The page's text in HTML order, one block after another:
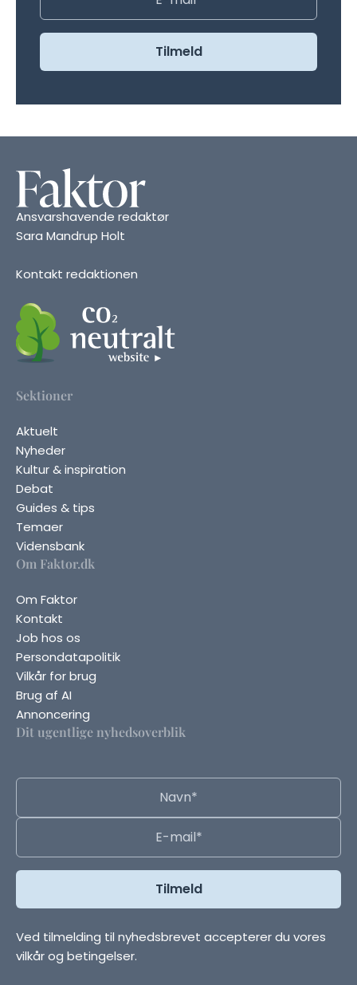
Ansvarshavende redaktør
Sara Mandrup Holt
Kontakt redaktionen
Sektioner
Aktuelt
Nyheder
Kultur & inspiration
Debat
Guides & tips
Temaer
Vidensbank
Om Faktor.dk
Om Faktor
Kontakt
Job hos os
Persondatapolitik
Vilkår for brug
Brug af AI
Annoncering
Dit ugentlige nyhedsoverblik
Ved tilmelding til nyhedsbrevet accepterer du vores
vilkår og betingelser.